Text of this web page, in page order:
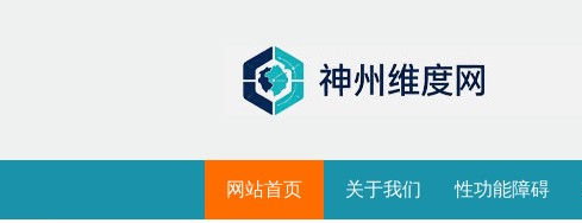
网站首页 关于我们 性功能障碍